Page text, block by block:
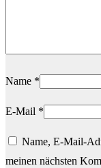
Name *
E-Mail *
Name, E-Mail-
meinen nächsten